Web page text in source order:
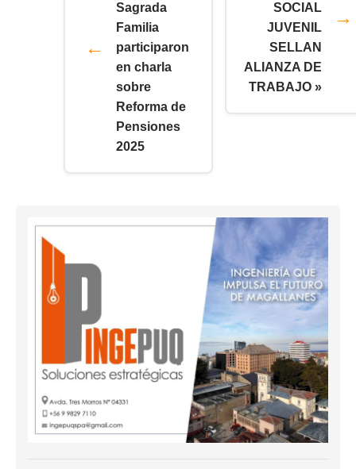
Sagrada
Familia
participaron
en charla
sobre
Reforma de
Pensiones
2025
SOCIAL
JUVENIL
SELLAN
ALIANZA DE
TRABAJO »